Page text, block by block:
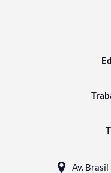
Av. Brasil